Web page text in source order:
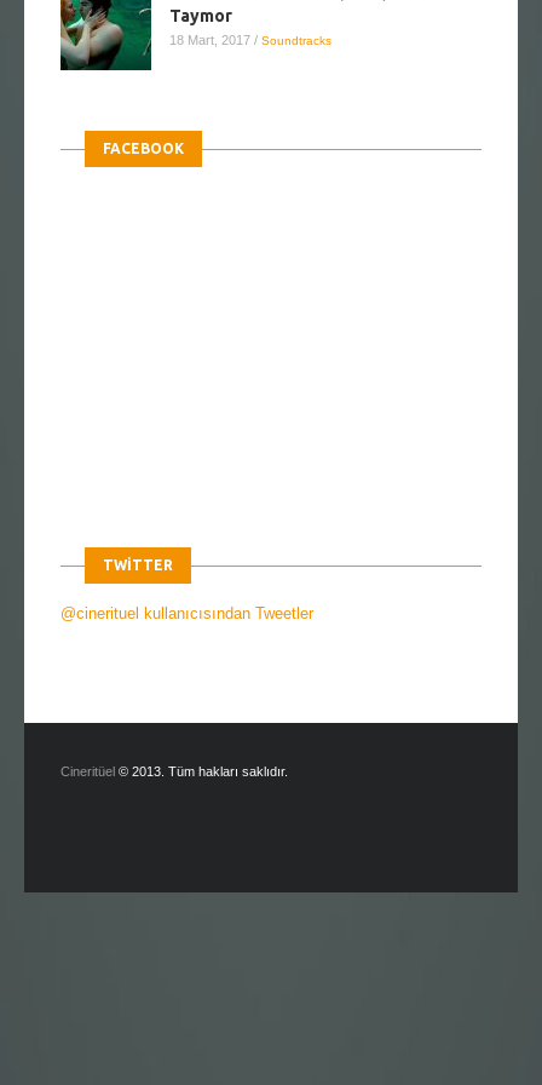
Taymor
18 Mart, 2017 / Soundtracks
FACEBOOK
TWITTER
@cinerituel kullanıcısından Tweetler
Cineritüel © 2013. Tüm hakları saklıdır.